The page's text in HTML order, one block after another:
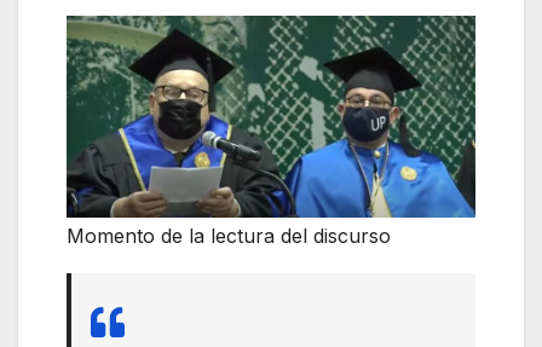
Momento de la lectura del discurso